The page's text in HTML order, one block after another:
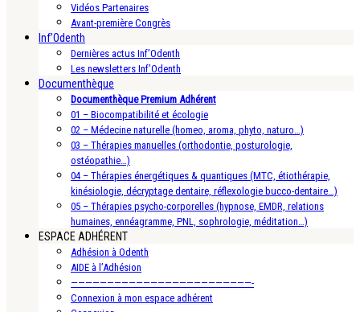
Vidéos Partenaires
Avant-première Congrès
Inf’Odenth
Dernières actus Inf’Odenth
Les newsletters Inf’Odenth
Documenthèque
Documenthèque Premium Adhérent
01 – Biocompatibilité et écologie
02 – Médecine naturelle (homeo, aroma, phyto, naturo…)
03 – Thérapies manuelles (orthodontie, posturologie,
ostéopathie…)
04 – Thérapies énergétiques & quantiques (MTC, étiothérapie,
kinésiologie, décryptage dentaire, réflexologie bucco-dentaire…)
05 – Thérapies psycho-corporelles (hypnose, EMDR, relations
humaines, ennéagramme, PNL, sophrologie, méditation…)
ESPACE ADHÉRENT
Adhésion à Odenth
AIDE à l’Adhésion
—————————————————————————-
Connexion à mon espace adhérent